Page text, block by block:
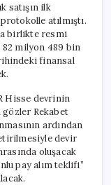
satışın ilk
atılmıştı.
birlikte resmi
82 milyon 489 bin
finansal
Hisse devrinin
Rekabet
ardından
devir
oluşacak
pay alım teklifi”